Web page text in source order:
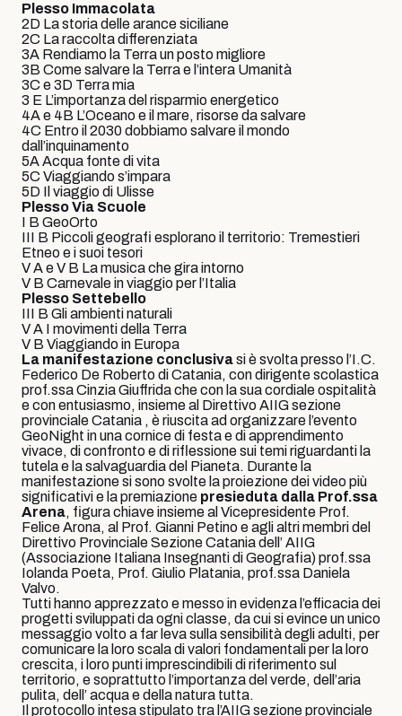
Plesso Immacolata
2D La storia delle arance siciliane
2C La raccolta differenziata
3A Rendiamo la Terra un posto migliore
3B Come salvare la Terra e l’intera Umanità
3C e 3D Terra mia
3 E L’importanza del risparmio energetico
4A e 4B L’Oceano e il mare, risorse da salvare
4C Entro il 2030 dobbiamo salvare il mondo
dall’inquinamento
5A Acqua fonte di vita
5C Viaggiando s’impara
5D Il viaggio di Ulisse
Plesso Via Scuole
I B GeoOrto
III B Piccoli geografi esplorano il territorio: Tremestieri
Etneo e i suoi tesori
V A e V B La musica che gira intorno
V B Carnevale in viaggio per l’Italia
Plesso Settebello
III B Gli ambienti naturali
V A I movimenti della Terra
V B Viaggiando in Europa
La manifestazione conclusivasi è svolta presso l’I.C.
Federico De Roberto di Catania, con dirigente scolastica
prof.ssa Cinzia Giuffrida che con la sua cordiale ospitalità
e con entusiasmo, insieme al Direttivo AIIG sezione
provinciale Catania , è riuscita ad organizzare l’evento
GeoNight in una cornice di festa e di apprendimento
vivace, di confronto e di riflessione sui temi riguardanti la
tutela e la salvaguardia del Pianeta. Durante la
manifestazione si sono svolte la proiezione dei video più
significativi e la premiazione presieduta dalla Prof.ssa
Arena, figura chiave insieme al Vicepresidente Prof.
Felice Arona, al Prof. Gianni Petino e agli altri membri del
Direttivo Provinciale Sezione Catania dell’ AIIG
(Associazione Italiana Insegnanti di Geografia) prof.ssa
Iolanda Poeta, Prof. Giulio Platania, prof.ssa Daniela
Valvo.
Tutti hanno apprezzato e messo in evidenza l’efficacia dei
progetti sviluppati da ogni classe, da cui si evince un unico
messaggio volto a far leva sulla sensibilità degli adulti, per
comunicare la loro scala di valori fondamentali per la loro
crescita, i loro punti imprescindibili di riferimento sul
territorio, e soprattutto l’importanza del verde, dell’aria
pulita, dell’ acqua e della natura tutta.
Il protocollo intesa stipulato tra l’AIIG sezione provinciale